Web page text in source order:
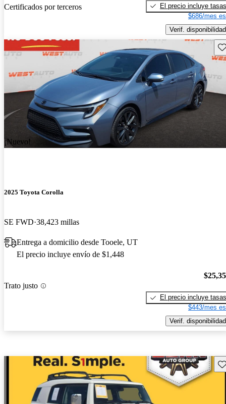
Certificados por terceros
El precio incluye tasas
$686/mes
Verif. disponibilidad
¡Nuevo!
2025 Toyota Corolla
SE FWD 38,423 millas
Entrega a domicilio desde Tooele, UT
El precio incluye envío de $1,448
Trato justo
El precio incluye tasas
$443/mes
Verif. disponibilidad